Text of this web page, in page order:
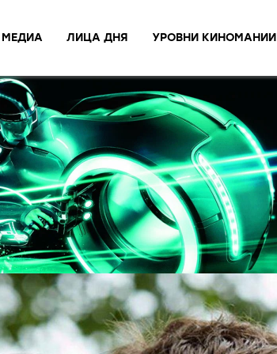
МЕДИА ЛИЦА ДНЯ УРОВНИ КИНОМАНИИ